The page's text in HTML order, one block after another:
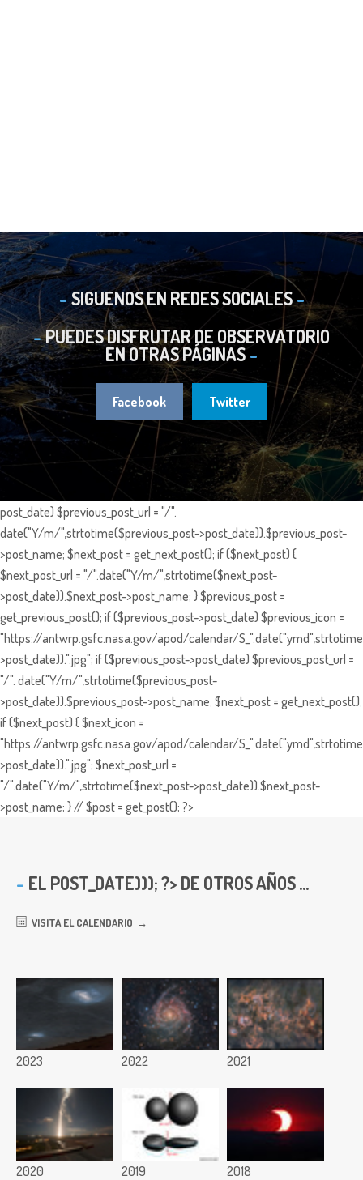
SIGUENOS EN REDES SOCIALES
PUEDES DISFRUTAR DE OBSERVATORIO
EN OTRAS PÁGINAS
Facebook Twitter
post_date) $previous_post_url = "/".
date("Y/m/",strtotime($previous_post->post_date)).$previous_post-
>post_name; $next_post = get_next_post(); if ($next_post) {
$next_post_url = "/".date("Y/m/",strtotime($next_post-
>post_date)).$next_post->post_name; } $previous_post =
get_previous_post(); if ($previous_post->post_date) $previous_icon =
"https://antwrp.gsfc.nasa.gov/apod/calendar/
>post_date)).".jpg"; if ($previous_post->post_date) $previous_post_url =
"/". date("Y/m/",strtotime($previous_post-
>post_date)).$previous_post->post_name; $next_post = get_next_post();
if ($next_post) { $next_icon =
"https://antwrp.gsfc.nasa.gov/apod/calendar/
>post_date)).".jpg"; $next_post_url =
"/".date("Y/m/",strtotime($next_post->post_date)).$next_post-
>post_name; } // $post = get_post(); ?>
EL POST_DATE))); ?> DE OTROS AÑOS ...
VISITA EL CALENDARIO
2023 2022 2021
2020 2019 2018